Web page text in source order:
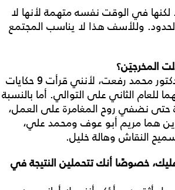
في الوقت نفسه متهمة لأنها لا
وللأسف هذا لا يناسب المجتمع
المخرجيَن؟
لم يكن في تفكيري أنني سأعمل مع حازم الحديدي والدكتور محمد رفعت، لأنني قرأت 9 حكايات
للعام الثاني على التوالي. أما بالنسبة
حتى نضفي روح المغامرة على العمل،
هما مريم أبو عوف ومحمد علي،
النقاش وهالة خليل.
خصوصًا أنك تتحملين النتيجة في